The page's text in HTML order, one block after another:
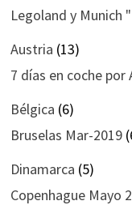
Legoland y Munich
Austria (13)
7 días en coche por
Bélgica (6)
Bruselas Mar-2019
Dinamarca (5)
Copenhague Mayo